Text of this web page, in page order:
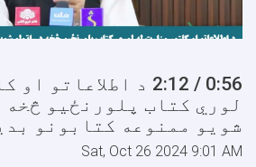
0:56 / 2:12 د
لوري کتاب پلورنځیو څخه
شویو ممنوعه کتابونو
Sat, Oct 26 2024 9:01 AM